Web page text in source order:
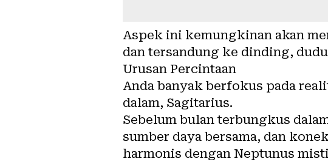
Aspek ini kemungkinan akan
dan tersandung ke dinding,
Urusan Percintaan
Anda banyak berfokus pada
dalam, Sagitarius.
Sebelum bulan terbungkus
sumber daya bersama, dan
harmonis dengan Neptunus